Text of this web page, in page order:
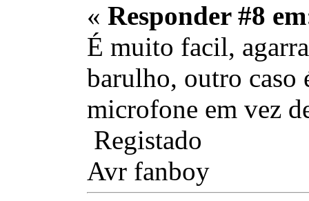
« Responder #8
É muito facil,
barulho, outro caso
microfone em vez
Registado
Avr fanboy